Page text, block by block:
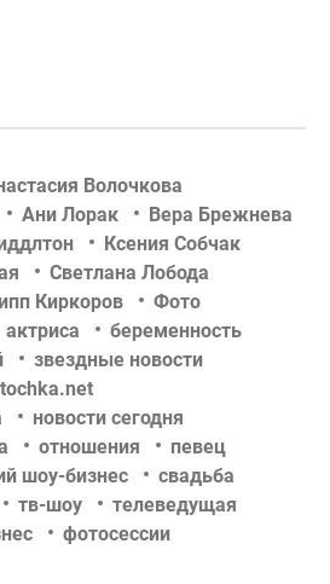
Волочкова
Ани Лорак
Вера Брежнева
Ксения Собчак
Светлана Лобода
Киркоров
Фото
актриса
беременность
звездные новости
новости сегодня
отношения
певец
шоу-бизнес
свадьба
тв-шоу
телеведущая
фотосессии